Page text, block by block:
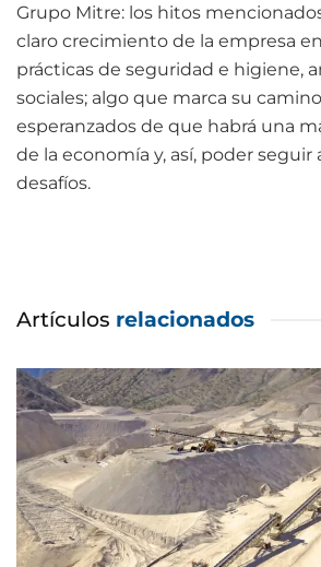
Grupo Mitre: los hitos
claro crecimiento de la empresa
prácticas de seguridad e higiene,
sociales; algo que marca su
esperanzados de que habrá una
de la economía y, así, poder
desafíos.
Artículos relacionados